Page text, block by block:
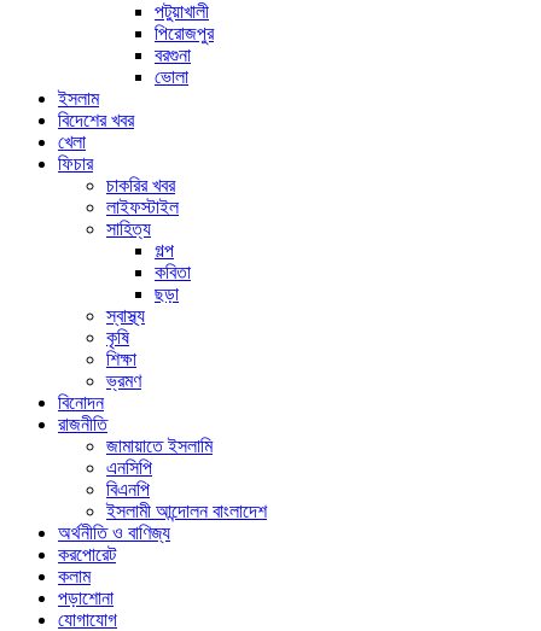
পটুয়াখালী
পিরোজপুর
বরগুনা
ভোলা
ইসলাম
বিদেশের খবর
খেলা
ফিচার
চাকরির খবর
লাইফস্টাইল
সাহিত্য
গল্প
কবিতা
ছড়া
স্বাস্থ্য
কৃষি
শিক্ষা
ভ্রমণ
বিনোদন
রাজনীতি
জামায়াতে ইসলামি
এনসিপি
বিএনপি
ইসলামী আন্দোলন বাংলাদেশ
অর্থনীতি ও বাণিজ্য
করপোরেট
কলাম
পড়াশোনা
যোগাযোগ